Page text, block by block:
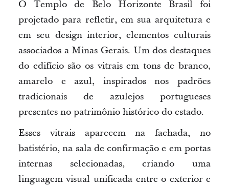
O Templo de Belo Horizonte Brasil foi
projetado para refletir, em sua arquitetura e
em seu design interior, elementos culturais
associados a Minas Gerais. Um dos destaques
do edifício são os vitrais em tons de branco,
amarelo e azul, inspirados nos padrões
tradicionais de azulejos portugueses
presentes no patrimônio histórico do estado.
Esses vitrais aparecem na fachada, no
batistério, na sala de confirmação e em portas
internas selecionadas, criando uma
linguagem visual unificada entre o exterior e